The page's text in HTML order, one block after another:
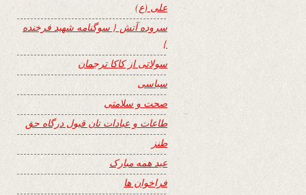
علی (ع)
سروده آتش { سوگنامه شهید فرخنده
}
سولاتی از کاکا ترجمان
سیاسی
صحت و سلامتی
طاعات و عبادات تان قبول درگاه حق
طنز
عید همه مبارک
فراخوان ها